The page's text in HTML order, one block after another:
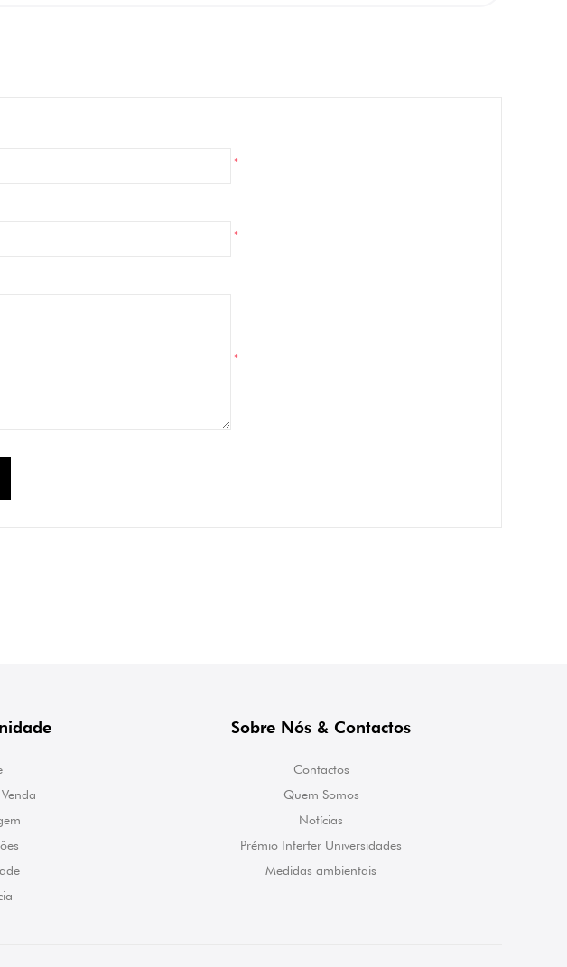
*
*
*
Sobre Nós & Contactos
Contactos
Quem Somos
Notícias
Prémio Interfer Universidades
Medidas ambientais